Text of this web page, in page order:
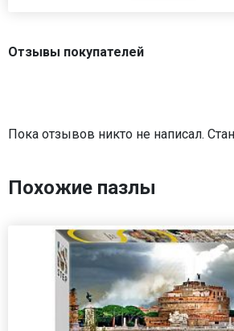
Отзывы покупателей
Пока отзывов никто не написал.
Похожие пазлы